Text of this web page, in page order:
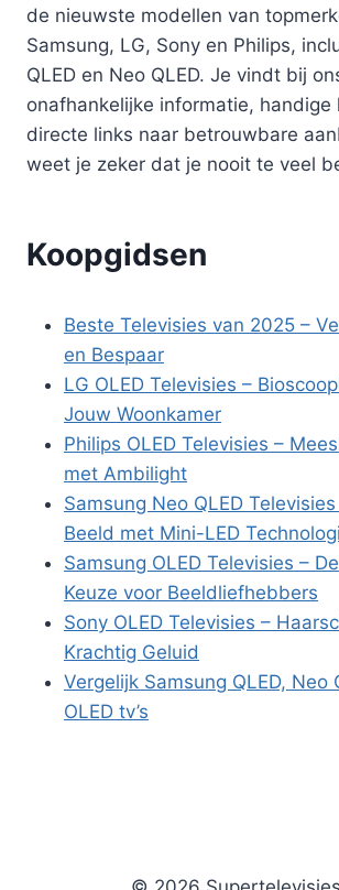
de nieuwste modellen van
Samsung, LG, Sony en Philips,
QLED en Neo QLED. Je vindt bij
onafhankelijke informatie, handige
directe links naar betrouwbare
weet je zeker dat je nooit te veel
Koopgidsen
Beste Televisies van 2025 –
en Bespaar
LG OLED Televisies –
Jouw Woonkamer
Philips OLED Televisies –
met Ambilight
Samsung Neo QLED
Beeld met Mini-LED
Samsung OLED Televisies –
Keuze voor Beeldliefhebbers
Sony OLED Televisies –
Krachtig Geluid
Vergelijk Samsung QLED, Neo
OLED tv’s